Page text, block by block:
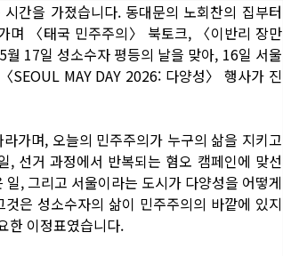
간을 가졌습니다. 동대문의 노회찬의 집부터
며 〈태국 민주주의〉 북토크, 〈이반리 장만
17일 성소수자 평등의 날을 맞아, 16일 서울
SEOUL MAY DAY 2026: 다양성〉 행사가 진
가며, 오늘의 민주주의가 누구의 삶을 지키고
, 선거 과정에서 반복되는 혐오 캠페인에 맞선
, 그리고 서울이라는 도시가 다양성을 어떻게
은 성소수자의 삶이 민주주의의 바깥에 있지
한 이정표였습니다.